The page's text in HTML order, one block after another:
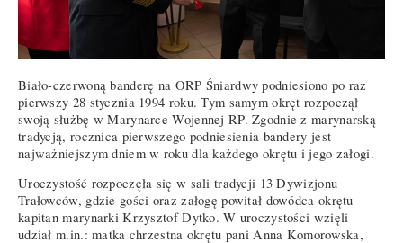
Biało-czerwoną banderę na ORP Śniardwy podniesiono po raz
pierwszy 28 stycznia 1994 roku. Tym samym okręt rozpoczął
swoją służbę w Marynarce Wojennej RP. Zgodnie z marynarską
tradycją, rocznica pierwszego podniesienia bandery jest
najważniejszym dniem w roku dla każdego okrętu i jego załogi.
Uroczystość rozpoczęła się w sali tradycji 13 Dywizjonu
Trałowców, gdzie gości oraz załogę powitał dowódca okrętu
kapitan marynarki Krzysztof Dytko. W uroczystości wzięli
udział m.in.: matka chrzestna okrętu pani Anna Komorowska,